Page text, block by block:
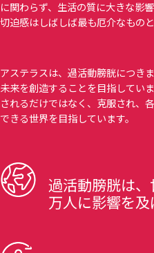
に関わらず、生活の質に大きな影
切迫感はしばしば最も厄介なものと
アステラスは、過活動膀胱につき
未来を創造することを目指してい
されるだけではなく、克服され、
できる世界を目指しています。
過活動膀胱は
万人に影響を